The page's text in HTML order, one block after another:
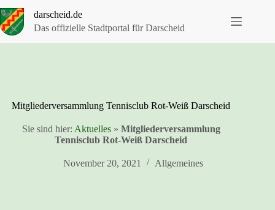
Inhalt
springen
darscheid.de
Das offizielle Stadtportal für Darscheid
Mitgliederversammlung Tennisclub Rot-Weiß Darscheid
Sie sind hier: Aktuelles» Mitgliederversammlung
Tennisclub Rot-Weiß Darscheid
November 20, 2021 Allgemeines